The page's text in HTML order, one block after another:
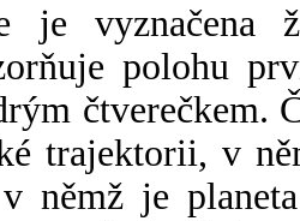
je vyznačena
polohu
čtverečkem.
trajektorii, v
němž je